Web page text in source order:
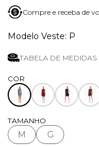
Compre e receba de
P
TABELA DE MEDIDAS
TAMANHO
M G